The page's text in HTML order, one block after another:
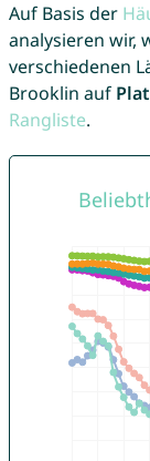
Auf Basis der
analysieren wir,
verschiedenen
Brooklin auf
Rangliste.